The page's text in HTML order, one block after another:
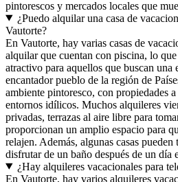
pintorescos y mercados locales que
¿Puedo alquilar una casa de
Vautorte?
En Vautorte, hay varias casas de
alquilar que cuentan con piscina, lo
atractivo para aquellos que buscan una
encantador pueblo de la región de
ambiente pintoresco, con propiedades
entornos idílicos. Muchos alquileres
privadas, terrazas al aire libre para
proporcionan un amplio espacio para
relajen. Además, algunas casas pueden
disfrutar de un baño después de un día
¿Hay alquileres vacacionales para
En Vautorte, hay varios alquileres